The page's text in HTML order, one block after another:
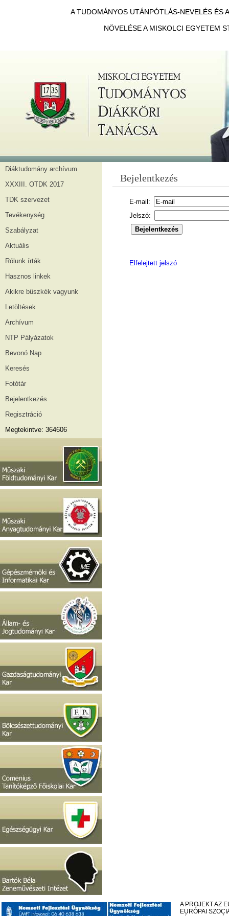
A TUDOMÁNYOS UTÁNPÓTLÁS-NEVELÉS ÉS
NÖVELÉSE A MISKOLCI EGYETEM
Diáktudomány archívum
XXXIII. OTDK 2017
TDK szervezet
Tevékenység
Szabályzat
Aktuális
Rólunk írták
Hasznos linkek
Akikre büszkék vagyunk
Letöltések
Archívum
NTP Pályázatok
Bevonó Nap
Keresés
Fotótár
Bejelentkezés
Regisztráció
Megtekintve: 364606
Bejelentkezés
E-mail:
Jelszó:
Elfelejtett jelszó
A PROJEKT AZ
EURÓPAI